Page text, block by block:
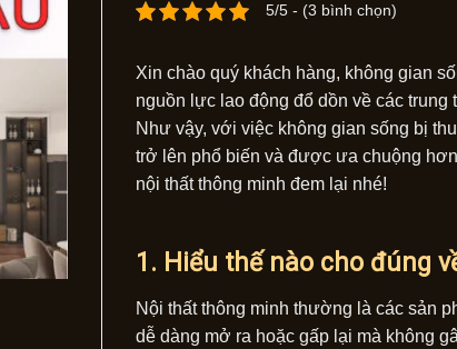
5/5 - (3 bình chọn)
Xin chào quý khách hàng, không gian
nguồn lực lao động đổ dồn về các
Như vậy, với việc không gian sống bị
trở lên phổ biến và được ưa chuộng
nội thất thông minh đem lại nhé!
1. Hiểu thế nào cho đúng
Nội thất thông minh thường là các sản
dễ dàng mở ra hoặc gấp lại mà không